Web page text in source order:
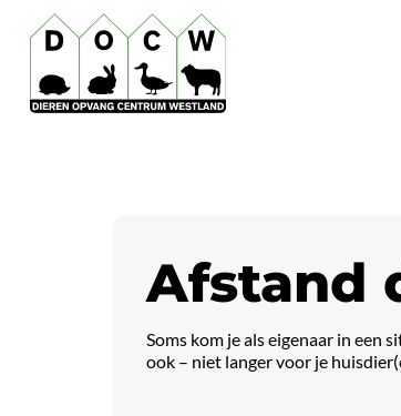
Afstand
Soms kom je als eigenaar in een
ook – niet langer voor je